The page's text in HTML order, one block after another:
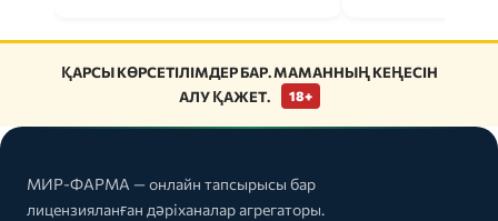
ҚАРСЫ КӨРСЕТІЛІМДЕР БАР. МАМАННЫҢ КЕҢЕСІН
АЛУ ҚАЖЕТ.
18+
МИР-ФАРМА — онлайн тапсырысы бар
лицензияланған дәріханалар агрегаторы.